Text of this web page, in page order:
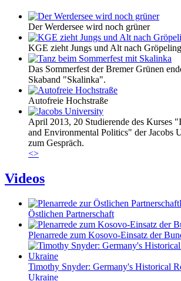
Der Werdersee wird noch grüner
KGE zieht Jungs und Alt nach
Das Sommerfest der Bremer Grünen
Skaband "Skalinka".
Autofreie Hochstraße
April 2013, 20 Studierende des Kurses
and Environmental Politics" der Jacobs
zum Gespräch.
<>
Videos
Östlichen Partnerschaft
Plenarrede zum Kosovo-Einsatz der
Timothy Snyder: Germany's Historical
Ukraine